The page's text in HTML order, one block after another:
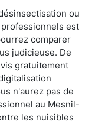
ou
est
comparer
judicieuse. De
gratuitement
n'aurez pas de
au Mesnil-
les nuisibles